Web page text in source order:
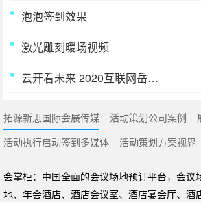
泡泡签到效果
激光雕刻暖场视频
云开看未来 2020互联网岳麓峰会
拓源新思国际会展传媒 活动策划公司案例
活动执行启动签到多媒体
活动策划方案视界
会掌柜：中国全面的会议场地预订平台，会议
地、年会酒店、酒店会议室、酒店宴会厅、酒